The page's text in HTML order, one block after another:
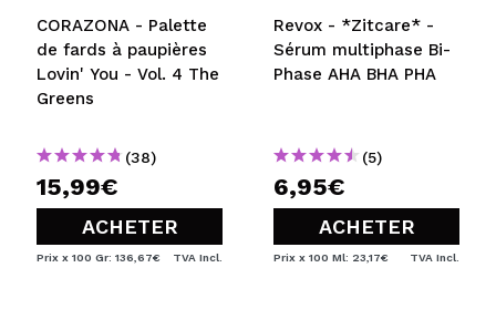
CORAZONA - Palette
de fards à paupières
Lovin' You - Vol. 4 The
Greens
(38)
15,99€
ACHETER
Prix x 100 Gr: 136,67€ TVA Incl.
Revox - *Zitcare* -
Sérum multiphase Bi-
Phase AHA BHA PHA
(5)
6,95€
ACHETER
Prix x 100 Ml: 23,17€ TVA Incl.